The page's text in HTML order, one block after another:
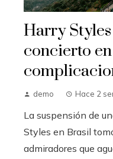
Harry
concierto
demo Hace 2
La suspensión de
Styles en Brasil
admiradores que